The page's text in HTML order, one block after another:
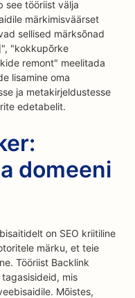
see tööriist välja
märkimisväärset
sellised märksõnad
"kokkupõrke
remont" meelitada
lisamine oma
ja metakirjeldustesse
edetabelit.
domeeni
on SEO kriitiline
märku, et teie
Tööriist Backlink
mis
Mõistes,